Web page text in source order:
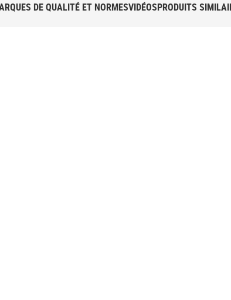
DE QUALITÉ ET NORMESVIDÉOSPRODUITS